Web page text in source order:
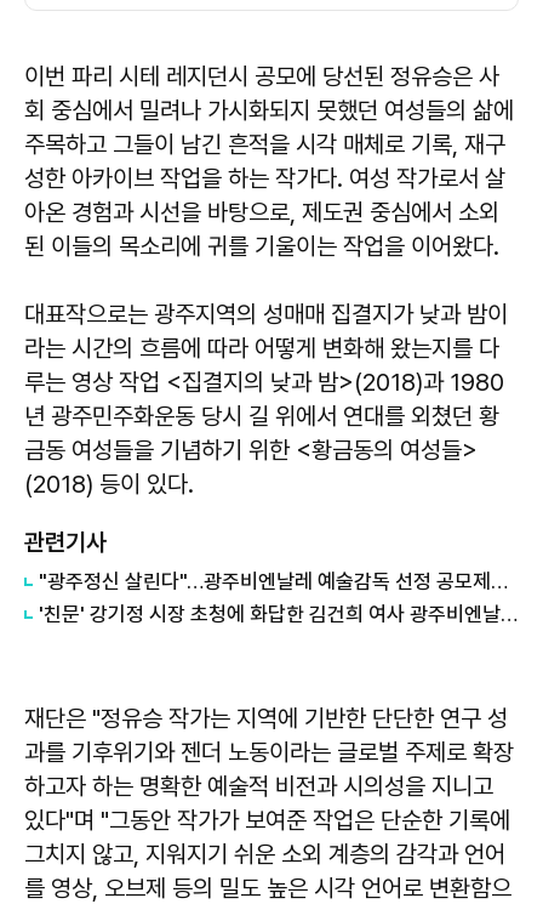
이번 파리 시테 레지던시 공모에 당선된 정유승은 사
회 중심에서 밀려나 가시화되지 못했던 여성들의 삶에
주목하고 그들이 남긴 흔적을 시각 매체로 기록, 재구
성한 아카이브 작업을 하는 작가다. 여성 작가로서 살
아온 경험과 시선을 바탕으로, 제도권 중심에서 소외
된 이들의 목소리에 귀를 기울이는 작업을 이어왔다.
대표작으로는 광주지역의 성매매 집결지가 낮과 밤이
라는 시간의 흐름에 따라 어떻게 변화해 왔는지를 다
루는 영상 작업 <집결지의 낮과 밤>(2018)과 1980
년 광주민주화운동 당시 길 위에서 연대를 외쳤던 황
금동 여성들을 기념하기 위한 <황금동의 여성들>
(2018) 등이 있다.
관련기사
"광주정신 살린다"…광주비엔날레 예술감독 선정 공모제로 전환
'친문' 강기정 시장 초청에 화답한 김건희 여사 광주비엔날레 방문
재단은 "정유승 작가는 지역에 기반한 단단한 연구 성
과를 기후위기와 젠더 노동이라는 글로벌 주제로 확장
하고자 하는 명확한 예술적 비전과 시의성을 지니고
있다"며 "그동안 작가가 보여준 작업은 단순한 기록에
그치지 않고, 지워지기 쉬운 소외 계층의 감각과 언어
를 영상, 오브제 등의 밀도 높은 시각 언어로 변환함으